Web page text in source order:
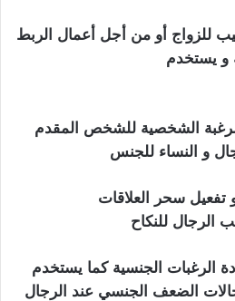
للزواج أو من أجل أعمال الربط
و يستخدم
الشخصية للشخص المقدم
و النساء للجنس
سحر العلاقات
الرجال للنكاح
الرغبات الجنسية كما يستخدم
حالات الضعف الجنسي عند الرجال